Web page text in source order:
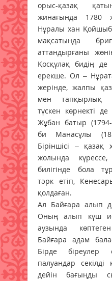
орыс-қазақ
жинағында 1780
Нұралы хан
мақсатында
аттандырғаны
Қосқұлақ бидің
ерекше. Ол –
жерінде, жалпы
мен тапқырлық
түскен көрнекті
Жұбан батыр
би Манасұлы
Біріншісі – қазақ
жолында
билігінде бола
тәрк етіп,
қолдаған.
Ал Байғара алып
Оның алып күш
аузында
Байғара адам
Бірде біреулер
палуандар секілді
дейін бағыңды